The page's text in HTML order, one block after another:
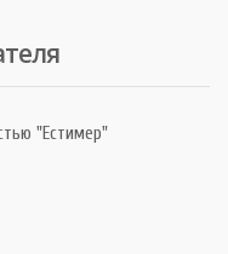
"Естимер"